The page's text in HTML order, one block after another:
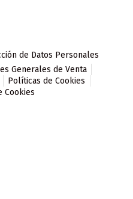
de Datos Personales
Generales de Venta
Políticas de Cookies
Cookies